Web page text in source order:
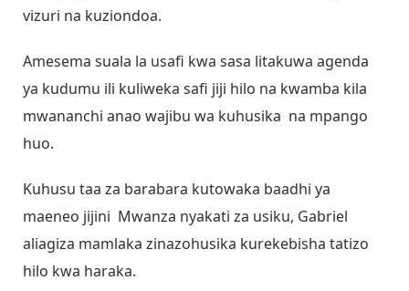
vizuri na kuziondoa.
Amesema suala la usafi kwa sasa litakuwa agenda
ya kudumu ili kuliweka safi jiji hilo na kwamba kila
mwananchi anao wajibu wa kuhusika na mpango
huo.
Kuhusu taa za barabara kutowaka baadhi ya
maeneo jijini Mwanza nyakati za usiku, Gabriel
aliagiza mamlaka zinazohusika kurekebisha tatizo
hilo kwa haraka.